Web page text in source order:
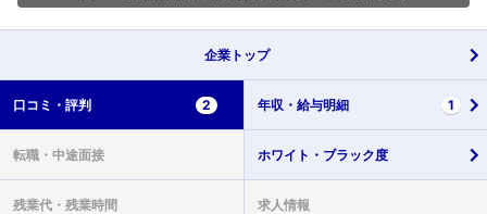
企業 トップ
口コミ・ 評判 2 年収・ 給与明細 1
転職・ 中途面接 ホワイト・ ブラック度
残業代・ 残業時間 求人情報